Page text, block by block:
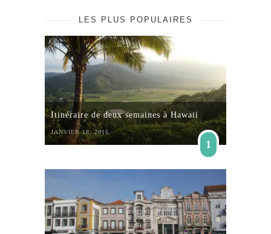
LES PLUS POPULAIRES
Itinéraire de deux semaines à Hawaii
JANVIER 18, 2016
1